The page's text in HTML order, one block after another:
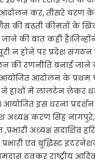
कर, तीसरे चरण के
की बढ़ती कीमतों के
की बात कही
न होने पर प्रदेश संगठन
की रणनीति बनाई जाने
आंदोलन के
ने हाथों में लालटेन लेकर
आयोजित इस धरना
अध्यक्ष करण सिंह
अध्यक्ष सदाशिव
प्रभारी एवं बुद्धिस्ट
ठवकर राष्ट्रीय